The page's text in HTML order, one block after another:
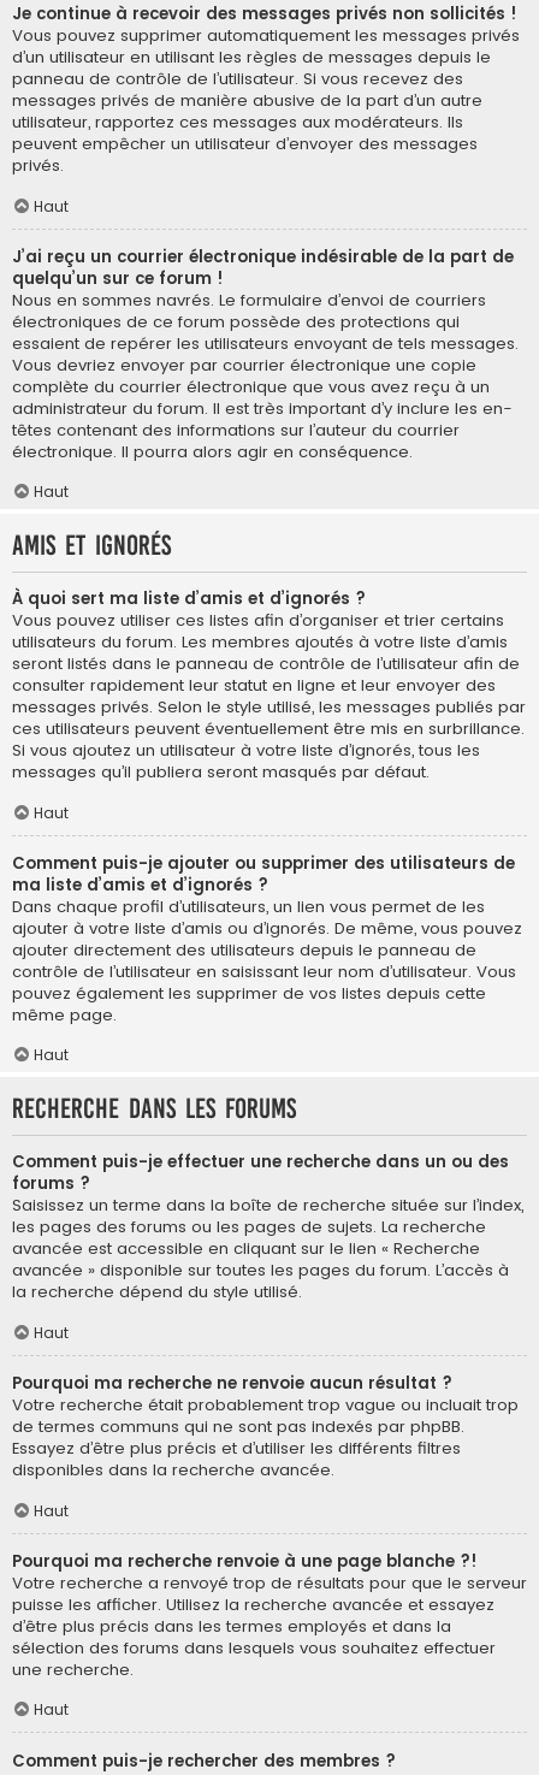
Je continue à recevoir des messages privés non sollicités !
Vous pouvez supprimer automatiquement les messages privés
d’un utilisateur en utilisant les règles de messages depuis le
panneau de contrôle de l’utilisateur. Si vous recevez des
messages privés de manière abusive de la part d’un autre
utilisateur, rapportez ces messages aux modérateurs. Ils
peuvent empêcher un utilisateur d’envoyer des messages
privés.
Haut
J’ai reçu un courrier électronique indésirable de la part de
quelqu’un sur ce forum !
Nous en sommes navrés. Le formulaire d’envoi de courriers
électroniques de ce forum possède des protections qui
essaient de repérer les utilisateurs envoyant de tels messages.
Vous devriez envoyer par courrier électronique une copie
complète du courrier électronique que vous avez reçu à un
administrateur du forum. Il est très important d’y inclure les en-
têtes contenant des informations sur l’auteur du courrier
électronique. Il pourra alors agir en conséquence.
Haut
Amis et ignorés
À quoi sert ma liste d’amis et d’ignorés ?
Vous pouvez utiliser ces listes afin d’organiser et trier certains
utilisateurs du forum. Les membres ajoutés à votre liste d’amis
seront listés dans le panneau de contrôle de l’utilisateur afin de
consulter rapidement leur statut en ligne et leur envoyer des
messages privés. Selon le style utilisé, les messages publiés par
ces utilisateurs peuvent éventuellement être mis en surbrillance.
Si vous ajoutez un utilisateur à votre liste d’ignorés, tous les
messages qu’il publiera seront masqués par défaut.
Haut
Comment puis-je ajouter ou supprimer des utilisateurs de
ma liste d’amis et d’ignorés ?
Dans chaque profil d’utilisateurs, un lien vous permet de les
ajouter à votre liste d’amis ou d’ignorés. De même, vous pouvez
ajouter directement des utilisateurs depuis le panneau de
contrôle de l’utilisateur en saisissant leur nom d’utilisateur. Vous
pouvez également les supprimer de vos listes depuis cette
même page.
Haut
Recherche dans les forums
Comment puis-je effectuer une recherche dans un ou des
forums ?
Saisissez un terme dans la boîte de recherche située sur l’index,
les pages des forums ou les pages de sujets. La recherche
avancée est accessible en cliquant sur le lien « Recherche
avancée » disponible sur toutes les pages du forum. L’accès à
la recherche dépend du style utilisé.
Haut
Pourquoi ma recherche ne renvoie aucun résultat ?
Votre recherche était probablement trop vague ou incluait trop
de termes communs qui ne sont pas indexés par phpBB.
Essayez d’être plus précis et d’utiliser les différents filtres
disponibles dans la recherche avancée.
Haut
Pourquoi ma recherche renvoie à une page blanche ?!
Votre recherche a renvoyé trop de résultats pour que le serveur
puisse les afficher. Utilisez la recherche avancée et essayez
d’être plus précis dans les termes employés et dans la
sélection des forums dans lesquels vous souhaitez effectuer
une recherche.
Haut
Comment puis-je rechercher des membres ?